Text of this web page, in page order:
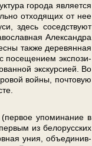
го­ро­да яв­ля­ет­ся
от­хо­дя­щих от нее
здесь со­сед­ству­ют
Алек­сандра
так­же де­ре­вян­ная
по­се­ще­ни­ем экс­по­зи­
экскурсией. Во
вой­ны, поч­то­вую
упо­ми­на­ние в
из бе­ло­рус­ских
уния, объ­еди­нив­